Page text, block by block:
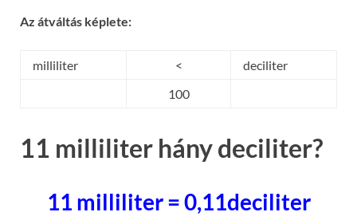
Az átváltás képlete:
milliliter <
deciliter
100
11 milliliter hány deciliter?
11 milliliter = 0,11deciliter